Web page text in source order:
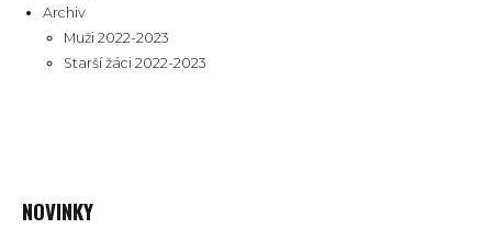
Archiv
Muži 2022-2023
Starší žáci 2022-2023
NOVINKY